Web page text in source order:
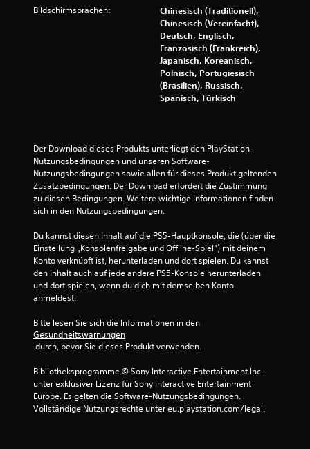
e
z
u
m
ü
s
s
n
.
S
p
i
e
l
b
r
o
h
n
Bildschirmsprachen:
Chinesisch (Traditionell),
Chinesisch (Vereinfacht),
Deutsch, Englisch,
Französisch (Frankreich),
Japanisch, Koreanisch,
Polnisch, Portugiesisch
(Brasilien), Russisch,
Spanisch, Türkisch
Der Download dieses Produkts unterliegt den PlayStation-
Nutzungsbedingungen und unseren Software-
Nutzungsbedingungen sowie allen für dieses Produkt geltenden
Zusatzbedingungen. Der Download erfordert die Zustimmung
zu diesen Bedingungen. Weitere wichtige Informationen finden
sich in den Nutzungsbedingungen.
Du kannst diesen Inhalt auf die PS5-Hauptkonsole, die (über die
Einstellung „Konsolenfreigabe und Offline-Spiel“) mit deinem
Konto verknüpft ist, herunterladen und dort spielen. Du kannst
den Inhalt auch auf jede andere PS5-Konsole herunterladen
und dort spielen, wenn du dich mit demselben Konto
anmeldest.
Bitte lesen Sie sich die Informationen in den
Gesundheitswarnungen
durch, bevor Sie dieses Produkt verwenden.
Bibliotheksprogramme © Sony Interactive Entertainment Inc.,
unter exklusiver Lizenz für Sony Interactive Entertainment
Europe. Es gelten die Software-Nutzungsbedingungen.
Vollständige Nutzungsrechte unter eu.playstation.com/legal.